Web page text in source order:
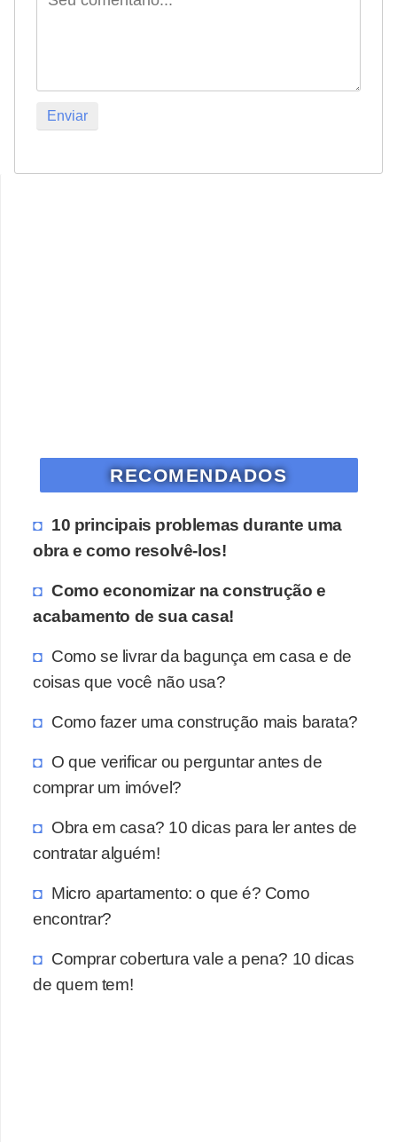
RECOMENDADOS
10 principais problemas durante uma
obra e como resolvê-los!
Como economizar na construção e
acabamento de sua casa!
Como se livrar da bagunça em casa e de
coisas que você não usa?
Como fazer uma construção mais barata?
O que verificar ou perguntar antes de
comprar um imóvel?
Obra em casa? 10 dicas para ler antes de
contratar alguém!
Micro apartamento: o que é? Como
encontrar?
Comprar cobertura vale a pena? 10 dicas
de quem tem!